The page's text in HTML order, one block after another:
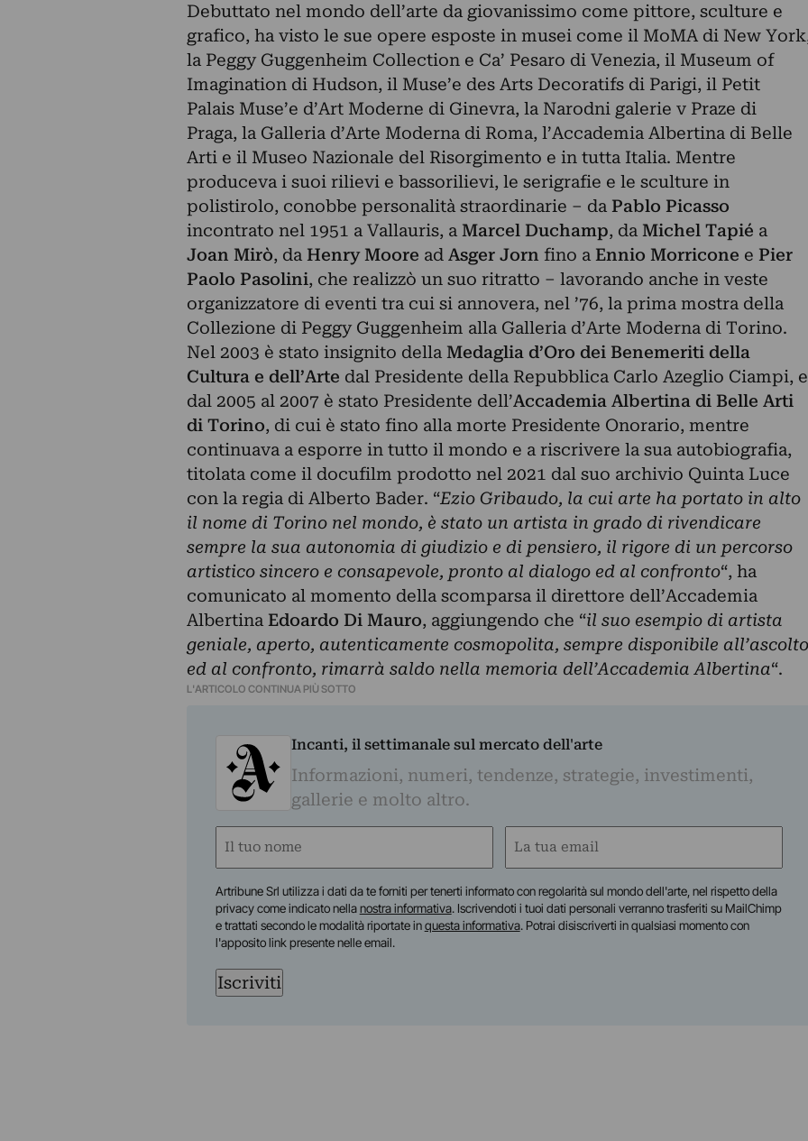
Debuttato nel mondo dell’arte da giovanissimo come pittore, sculture e
grafico, ha visto le sue opere esposte in musei come il MoMA di New
la Peggy Guggenheim Collection e Ca’ Pesaro di Venezia, il Museum of
Imagination di Hudson, il Muse’e des Arts Decoratifs di Parigi, il Petit
Palais Muse’e d’Art Moderne di Ginevra, la Narodni galerie v Praze di
Praga, la Galleria d’Arte Moderna di Roma, l’Accademia Albertina di Belle
Arti e il Museo Nazionale del Risorgimento e in tutta Italia. Mentre
produceva i suoi rilievi e bassorilievi, le serigrafie e le sculture in
polistirolo, conobbe personalità straordinarie – da Pablo Picasso
incontrato nel 1951 a Vallauris, a Marcel Duchamp, da Michel Tapié a
Joan Mirò, da Henry Moore ad Asger Jorn fino a Ennio Morricone e Pier
Paolo Pasolini, che realizzò un suo ritratto – lavorando anche in veste
organizzatore di eventi tra cui si annovera, nel ’76, la prima mostra della
Collezione di Peggy Guggenheim alla Galleria d’Arte Moderna di Torino.
Nel 2003 è stato insignito della Medaglia d’Oro dei Benemeriti della
Cultura e dell’Arte dal Presidente della Repubblica Carlo Azeglio Ciampi, e
dal 2005 al 2007 è stato Presidente dell’Accademia Albertina di Belle Arti
di Torino, di cui è stato fino alla morte Presidente Onorario, mentre
continuava a esporre in tutto il mondo e a riscrivere la sua autobiografia,
titolata come il docufilm prodotto nel 2021 dal suo archivio Quinta Luce
con la regia di Alberto Bader. “Ezio Gribaudo, la cui arte ha portato in alto
il nome di Torino nel mondo, è stato un artista in grado di rivendicare
sempre la sua autonomia di giudizio e di pensiero, il rigore di un percorso
artistico sincero e consapevole, pronto al dialogo ed al confronto“, ha
comunicato al momento della scomparsa il direttore dell’Accademia
Albertina Edoardo Di Mauro, aggiungendo che “il suo esempio di artista
geniale, aperto, autenticamente cosmopolita, sempre disponibile all’ascolto
ed al confronto, rimarrà saldo nella memoria dell’Accademia Albertina“.
L'ARTICOLO CONTINUA PIÙ SOTTO
Incanti, il settimanale sul mercato dell'arte
Informazioni, numeri, tendenze, strategie, investimenti,
gallerie e molto altro.
Nome
Email
Artribune Srl utilizza i dati da te forniti per tenerti informato con regolarità sul mondo dell'arte, nel rispetto della
privacy come indicato nellanostra informativa. Iscrivendoti i tuoi dati personali verranno trasferiti su MailChimp
e trattati secondo le modalità riportate inquesta informativa. Potrai disiscriverti in qualsiasi momento con
l'apposito link presente nelle email.
Iscriviti